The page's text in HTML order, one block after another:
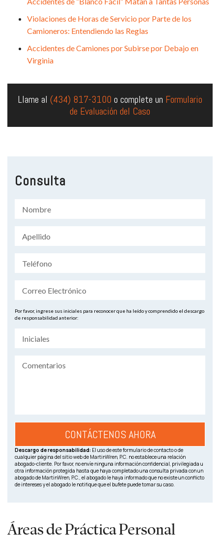
Violaciones de Horas de Servicio por Parte de los
Camioneros: Entendiendo las Reglas
Accidentes de Camiones por Subirse por Debajo en
Virginia
Llame al (434) 817-3100 o complete un Formulario
de Evaluación del Caso
Consulta
Por favor, ingrese sus iniciales para reconocer que ha leído y comprendido el descargo
de responsabilidad anterior:
Descargo de responsabilidad: El uso de este formulario de contacto o de
cualquier página del sitio web de MartinWren, P.C. no establece una relación
abogado-cliente. Por favor, no envíe ninguna información confidencial, privilegiada u
otra información protegida hasta que haya completado una consulta privada con un
abogado de MartinWren, P.C., el abogado le haya informado que no existe un conflicto
de intereses y el abogado le notifique que el bufete puede tomar su caso.
Áreas de PrácticaPersonal